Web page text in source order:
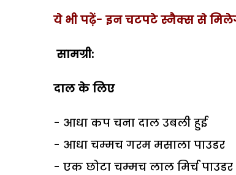
ये भी पढ़ें- इन चटपटे स्नैक्स से
सामग्री:
दाल के लिए
- आधा कप चना दाल उबली हुई
- आधा चम्मच गरम मसाला पाउडर
- एक छोटा चम्मच लाल मिर्च पाउडर